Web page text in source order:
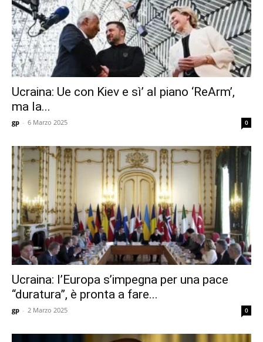
Ucraina: Ue con Kiev e sì’ al piano ‘ReArm’,
ma la...
gp - 6 Marzo 2025 0
Ucraina: l’Europa s’impegna per una pace
“duratura”, è pronta a fare...
gp - 2 Marzo 2025 0